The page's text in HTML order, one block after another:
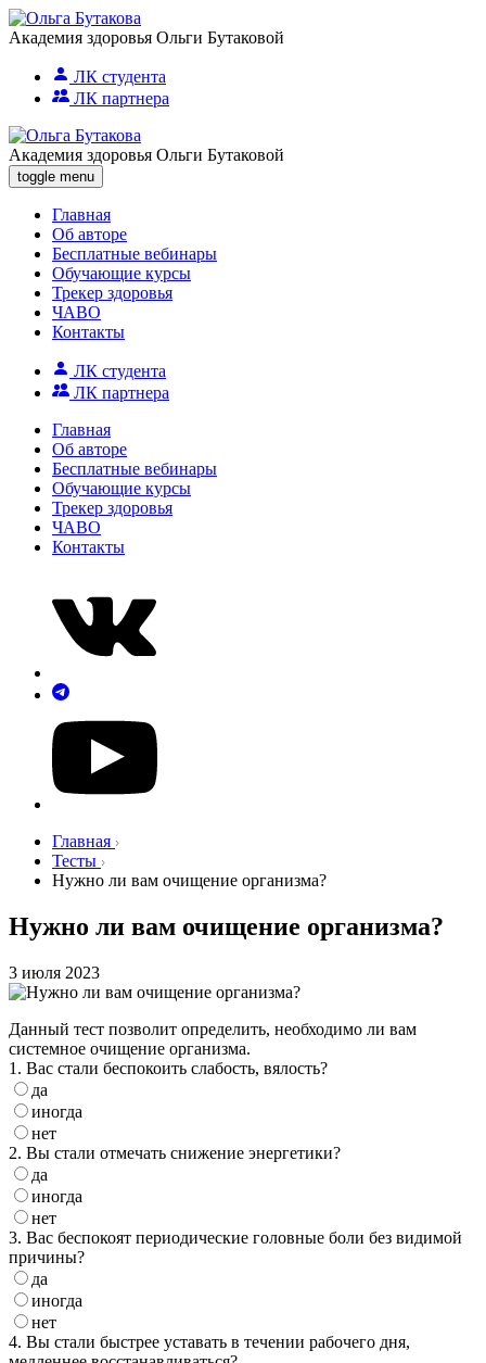
Академия здоровья Ольги Бутаковой
ЛК студента
ЛК партнера
Академия здоровья Ольги Бутаковой
toggle menu
Главная
Об авторе
Бесплатные вебинары
Обучающие курсы
Трекер здоровья
ЧАВО
Контакты
ЛК студента
ЛК партнера
Главная
Об авторе
Бесплатные вебинары
Обучающие курсы
Трекер здоровья
ЧАВО
Контакты
Главная
Тесты
Нужно ли вам очищение организма?
Нужно ли вам очищение организма?
3 июля 2023
Данный тест позволит определить, необходимо ли вам
системное очищение организма.
1. Вас стали беспокоить слабость, вялость?
да
иногда
нет
2. Вы стали отмечать снижение энергетики?
да
иногда
нет
3. Вас беспокоят периодические головные боли без видимой
причины?
да
иногда
нет
4. Вы стали быстрее уставать в течении рабочего дня,